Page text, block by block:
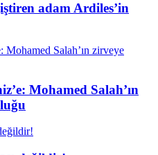
adam Ardiles’in
Mohamed Salah’ın